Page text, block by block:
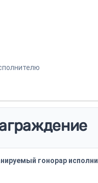
гонорар